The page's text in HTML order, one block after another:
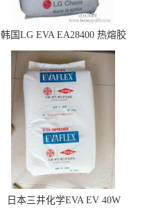
韩国LG EVA EA28400 热熔胶
级 VA含量28 熔指400
日本三井化学EVA EV 40W